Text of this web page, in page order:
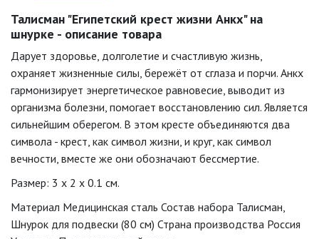
Талисман "Египетский крест жизни Анкх" на
шнурке - описание товара
Дарует здоровье, долголетие и счастливую жизнь,
охраняет жизненные силы, бережёт от сглаза и порчи. Анкх
гармонизирует энергетическое равновесие, выводит из
организма болезни, помогает восстановлению сил. Является
сильнейшим оберегом. В этом кресте объединяются два
символа - крест, как символ жизни, и круг, как символ
вечности, вместе же они обозначают бессмертие.
Размер: 3 x 2 x 0.1 см.
Материал Медицинская сталь Состав набора Талисман,
Шнурок для подвески (80 см) Страна производства Россия